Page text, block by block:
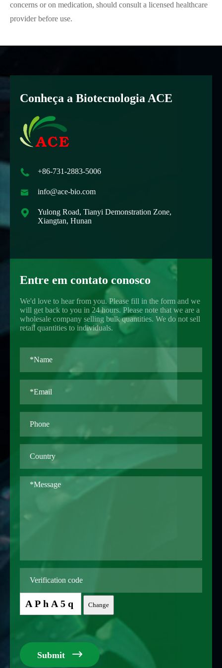
concerns or on medication, should consult a licensed healthcare
provider before use.
Conheça a Biotecnologia ACE
 +86-731-2883-5006
 info@ace-bio.com

Yulong Road, Tianyi Demonstration Zone,
Xiangtan, Hunan
Entre em contato conosco
We'd love to hear from you. Please fill in the form and we
will get back to you in 24 hours. Please note that we are a
wholesale company selling bulk quantities. We do not sell
retail quantities to individuals.
APhA5q Change
Submit 